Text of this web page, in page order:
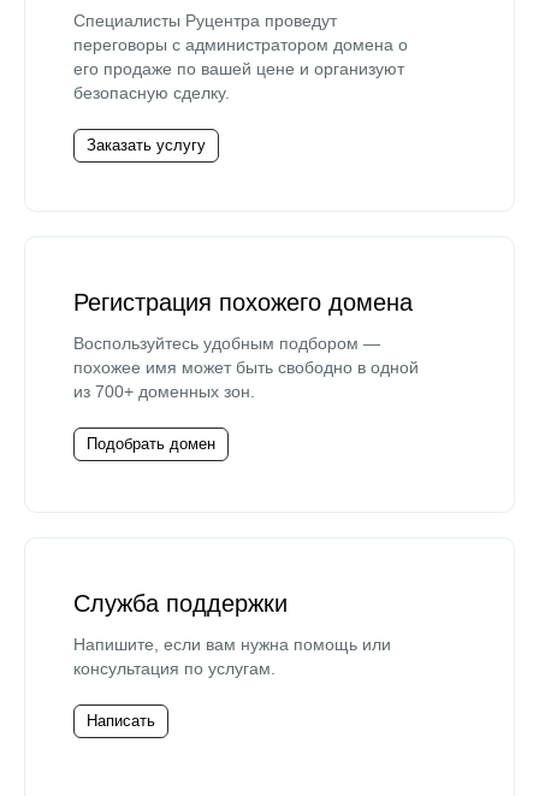
Специалисты Руцентра проведут
переговоры с администратором домена о
его продаже по вашей цене и организуют
безопасную сделку.
Заказать услугу
Регистрация похожего домена
Воспользуйтесь удобным подбором —
похожее имя может быть свободно в одной
из 700+ доменных зон.
Подобрать домен
Служба поддержки
Напишите, если вам нужна помощь или
консультация по услугам.
Написать